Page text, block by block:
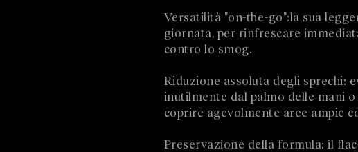
Versatilità "on-the-go":la sua
giornata, per rinfrescare
contro lo smog.
Riduzione assoluta degli sprechi:
inutilmente dal palmo delle mani
coprire agevolmente aree ampie
Preservazione della formula: il